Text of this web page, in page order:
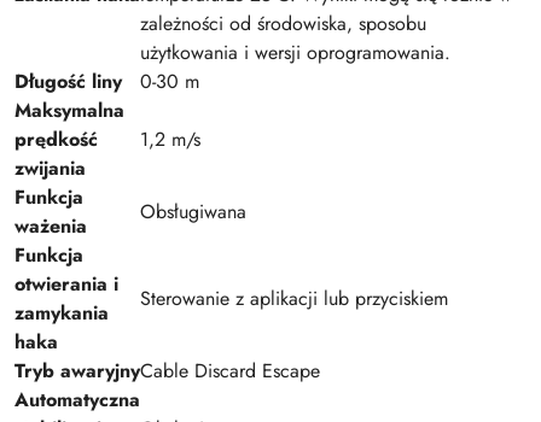
zależności od środowiska, sposobu
użytkowania i wersji oprogramowania.
Długość liny
0-30 m
Maksymalna
prędkość
zwijania
1,2 m/s
Funkcja
ważenia
Obsługiwana
Funkcja
otwierania i
zamykania
haka
Sterowanie z aplikacji lub przyciskiem
Tryb awaryjnyCable Discard Escape
Automatyczna